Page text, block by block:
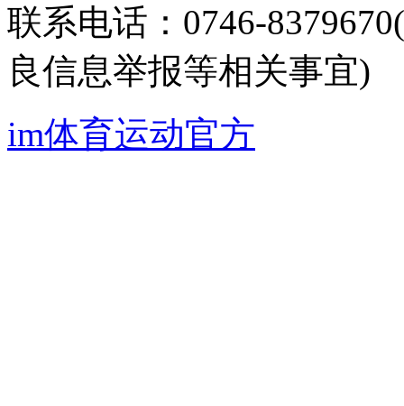
联系电话：0746-
良信息举报等相关事宜)
im体育运动官方